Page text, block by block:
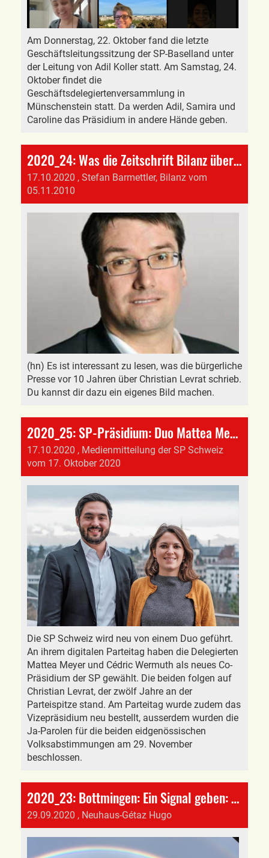
Am Donnerstag, 22. Oktober fand die letzte
Geschäftsleitungssitzung der SP-Baselland unter
der Leitung von Adil Koller statt. Am Samstag, 24.
Oktober findet die
Geschäftsdelegiertenversammlung in
Münschenstein statt. Da werden Adil, Samira und
Caroline das Präsidium in andere Hände geben.
2020_24: Was die Zeitschrift Bilanz über Christian Levrat, der scheidende SP-Schweiz-Präsident, 2010 schrieb
17.10.2020 , Stefan Barmettler, Bilanz vom
05.11.2010
(hn) Es ist interessant zu lesen, was die bürgerliche
Presse vor 10 Jahren über Christian Levrat schrieb.
Du kannst dir dazu ein eigenes Bild machen.
2020_25: SP-Präsidium: Duo Mattea Meyer und Cédric Wermuth folgt auf Christian Levrat
17.10.2020 , Medienmitteilung der SP Schweiz
vom 17. Oktober 2020
Die SP Schweiz wird neu von einem Duo geführt.
An ihrem digitalen Parteitag haben die Delegierten
Mattea Meyer und Cédric Wermuth als neues Co-
Präsidium der SP gewählt. Die beiden folgen auf
Christian Levrat, der zwölf Jahre an der
Parteispitze stand. Am Parteitag wurde zudem das
Vizepräsidium neu bestellt, ausserdem wurden die
Ja-Parolen für die beiden eidgenössischen
Volksabstimmungen am 29. November
beschlossen.
2020_23: Bottmingen: Ein Signal geben: NEIN!
29.09.2020 , Neuhaus-Gétaz Hugo